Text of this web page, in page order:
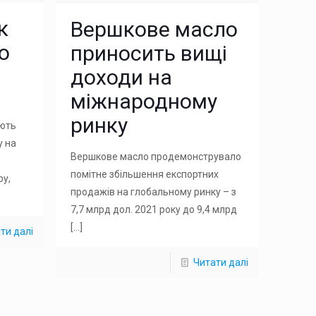
на
далі
Вершкове масло
приносить вищі
доходи на
міжнародному
ринку
Вершкове масло продемонструвало
помітне збільшення експортних
продажів на глобальному ринку – з
7,7 млрд дол. 2021 року до 9,4 млрд
Читати далі